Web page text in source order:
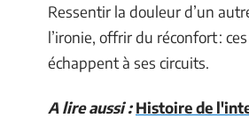
Ressentir la douleur d’un
l’ironie, offrir du réconfort :
échappent à ses circuits.
A lire aussi : Histoire de